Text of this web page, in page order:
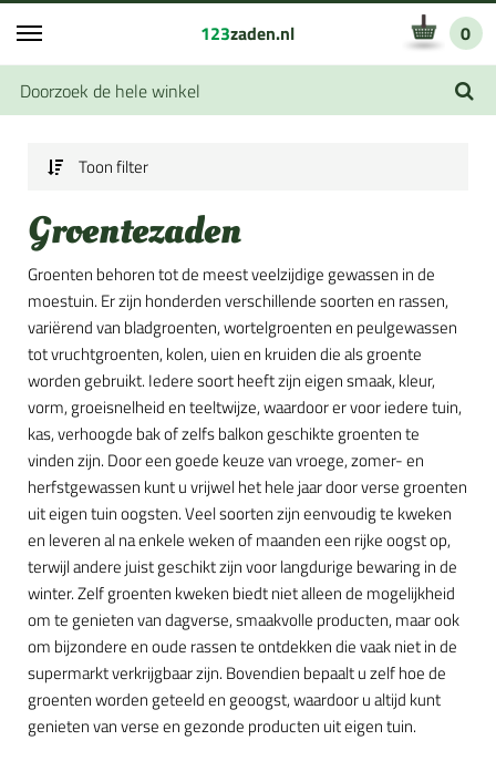
123zaden.nl 0
Toon filter
Groentezaden
Groenten behoren tot de meest veelzijdige gewassen in de
moestuin. Er zijn honderden verschillende soorten en rassen,
variërend van bladgroenten, wortelgroenten en peulgewassen
tot vruchtgroenten, kolen, uien en kruiden die als groente
worden gebruikt. Iedere soort heeft zijn eigen smaak, kleur,
vorm, groeisnelheid en teeltwijze, waardoor er voor iedere tuin,
kas, verhoogde bak of zelfs balkon geschikte groenten te
vinden zijn. Door een goede keuze van vroege, zomer- en
herfstgewassen kunt u vrijwel het hele jaar door verse groenten
uit eigen tuin oogsten. Veel soorten zijn eenvoudig te kweken
en leveren al na enkele weken of maanden een rijke oogst op,
terwijl andere juist geschikt zijn voor langdurige bewaring in de
winter. Zelf groenten kweken biedt niet alleen de mogelijkheid
om te genieten van dagverse, smaakvolle producten, maar ook
om bijzondere en oude rassen te ontdekken die vaak niet in de
supermarkt verkrijgbaar zijn. Bovendien bepaalt u zelf hoe de
groenten worden geteeld en geoogst, waardoor u altijd kunt
genieten van verse en gezonde producten uit eigen tuin.